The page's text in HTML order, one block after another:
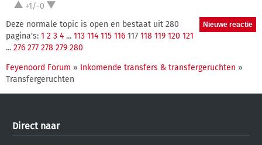
+1/-0
Deze normale topic is open en bestaat uit 280
pagina's: 1 2 3 4 ... 113 114 115 116 117 118 119 120 121
... 276 277 278 279 280
Feyenoord Forum » Inkomende transfers & transfergeruchten »
Transfergeruchten
Direct naar